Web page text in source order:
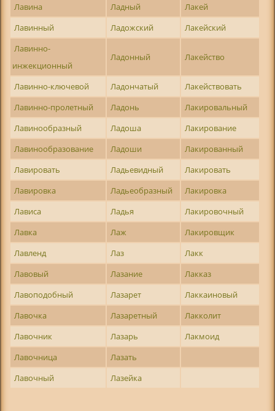
Лавина
Ладный
Лакей
Лавинный
Ладожский
Лакейский
Лавинно-
инжекционный
Ладонный Лакейство
Лавинно-ключевой Ладончатый
Лакействовать
Лавинно-пролетный
Ладонь
Лакировальный
Лавинообразный
Ладоша
Лакирование
Лавинообразование
Ладоши
Лакированный
Лавировать
Ладьевидный
Лакировать
Лавировка
Ладьеобразный
Лакировка
Лависа
Ладья
Лакировочный
Лавка
Лаж
Лакировщик
Лавленд
Лаз
Лакк
Лавовый
Лазание
Лакказ
Лавоподобный
Лазарет
Лаккаиновый
Лавочка
Лазаретный
Лакколит
Лавочник
Лазарь
Лакмоид
Лавочница
Лазать
Лавочный
Лазейка